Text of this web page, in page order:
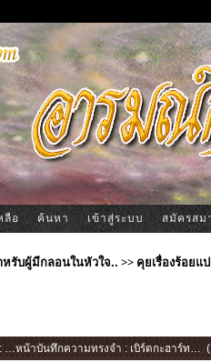
ลือ ค้นหา เข้าสู่ระบบ สมัครสม
รับผู้มีกลอนในหัวใจ.. >> คุยเรื่องร้อย
…หน้าบันทึกความทรงจำ : เบิร์ดกะฮาร์ท… (